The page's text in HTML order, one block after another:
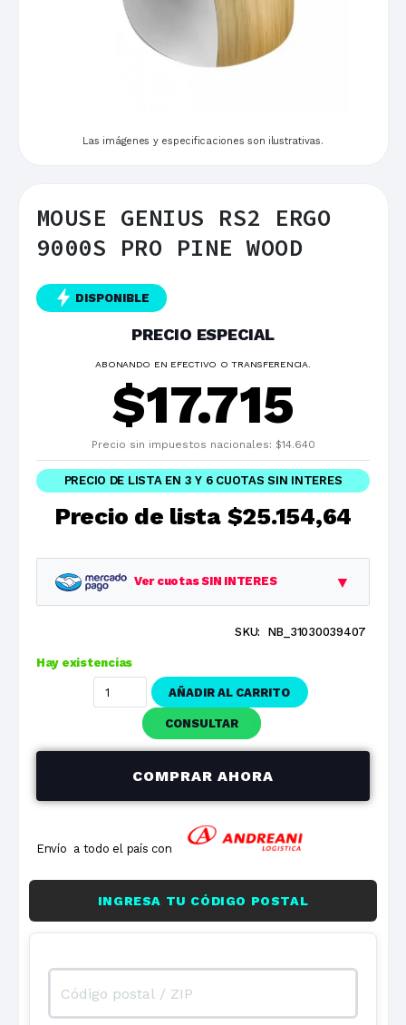
Las imágenes y especificaciones son ilustrativas.
MOUSE GENIUS RS2 ERGO
9000S PRO PINE WOOD
DISPONIBLE
PRECIO ESPECIAL
ABONANDO EN EFECTIVO O TRANSFERENCIA.
$17.715
Precio sin impuestos nacionales: $14.640
PRECIO DE LISTA EN 3 Y 6 CUOTAS SIN INTERES
Precio de lista $25.154,64
Ver cuotas SIN INTERES ▼
Cuota Total
1 cuotas
3 cuotas $8.384,88 $25.154,64
$4.192,44
SKU: NB_31030039407
Hay existencias
AÑADIR AL CARRITO
CONSULTAR
COMPRAR AHORA
Envío a todo el país con
INGRESA TU CÓDIGO POSTAL